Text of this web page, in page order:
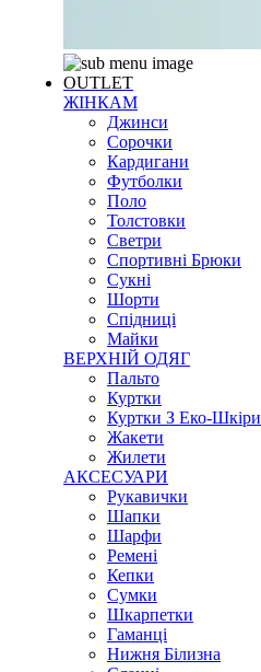
OUTLET
ЖІНКАМ
Джинси
Сорочки
Кардигани
Футболки
Поло
Толстовки
Светри
Спортивні Брюки
Сукні
Шорти
Спідниці
Майки
ВЕРХНІЙ ОДЯГ
Пальто
Куртки
Куртки З Еко-Шкіри
Жакети
Жилети
АКСЕСУАРИ
Рукавички
Шапки
Шарфи
Ремені
Кепки
Сумки
Шкарпетки
Гаманці
Нижня Білизна